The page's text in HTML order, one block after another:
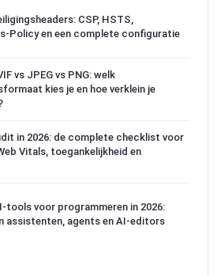
CSP, HSTS,
Policy en een complete configuratie
vs JPEG vs PNG: welk
kies je en hoe verklein je
in 2026: de complete checklist voor
Vitals, toegankelijkheid en
tools voor programmeren in 2026:
assistenten, agents en AI-editors